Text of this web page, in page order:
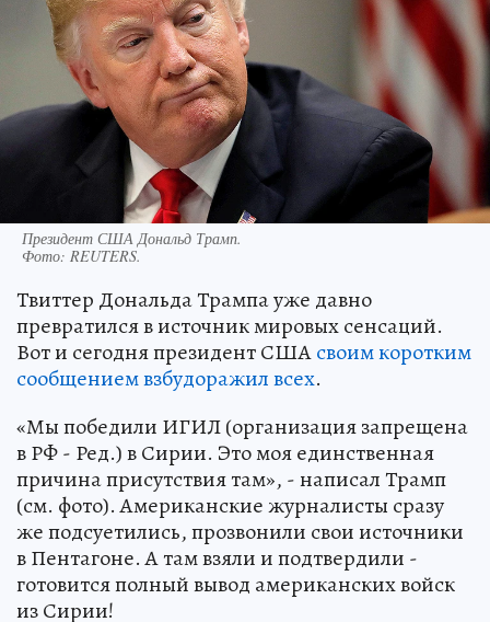
Президент США Дональд Трамп.
Фото: REUTERS.
Твиттер Дональда Трампа уже давно
превратился в источник мировых сенсаций.
Вот и сегодня президент СШАсвоим коротким
сообщением взбудоражил всех.
«Мы победили ИГИЛ (организация запрещена
в РФ - Ред.) в Сирии. Это моя единственная
причина присутствия там», - написал Трамп
(см. фото). Американские журналисты сразу
же подсуетились, прозвонили свои источники
в Пентагоне. А там взяли и подтвердили -
готовится полный вывод американских войск
из Сирии!